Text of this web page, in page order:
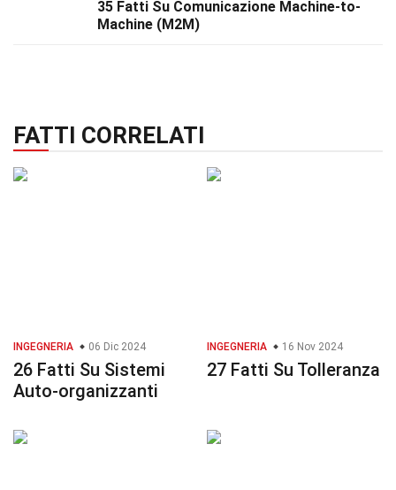
35 Fatti Su Comunicazione Machine-to-
Machine (M2M)
FATTI CORRELATI
INGEGNERIA 06 Dic 2024
26 Fatti Su Sistemi
Auto-organizzanti
INGEGNERIA 16 Nov 2024
27 Fatti Su Tolleranza